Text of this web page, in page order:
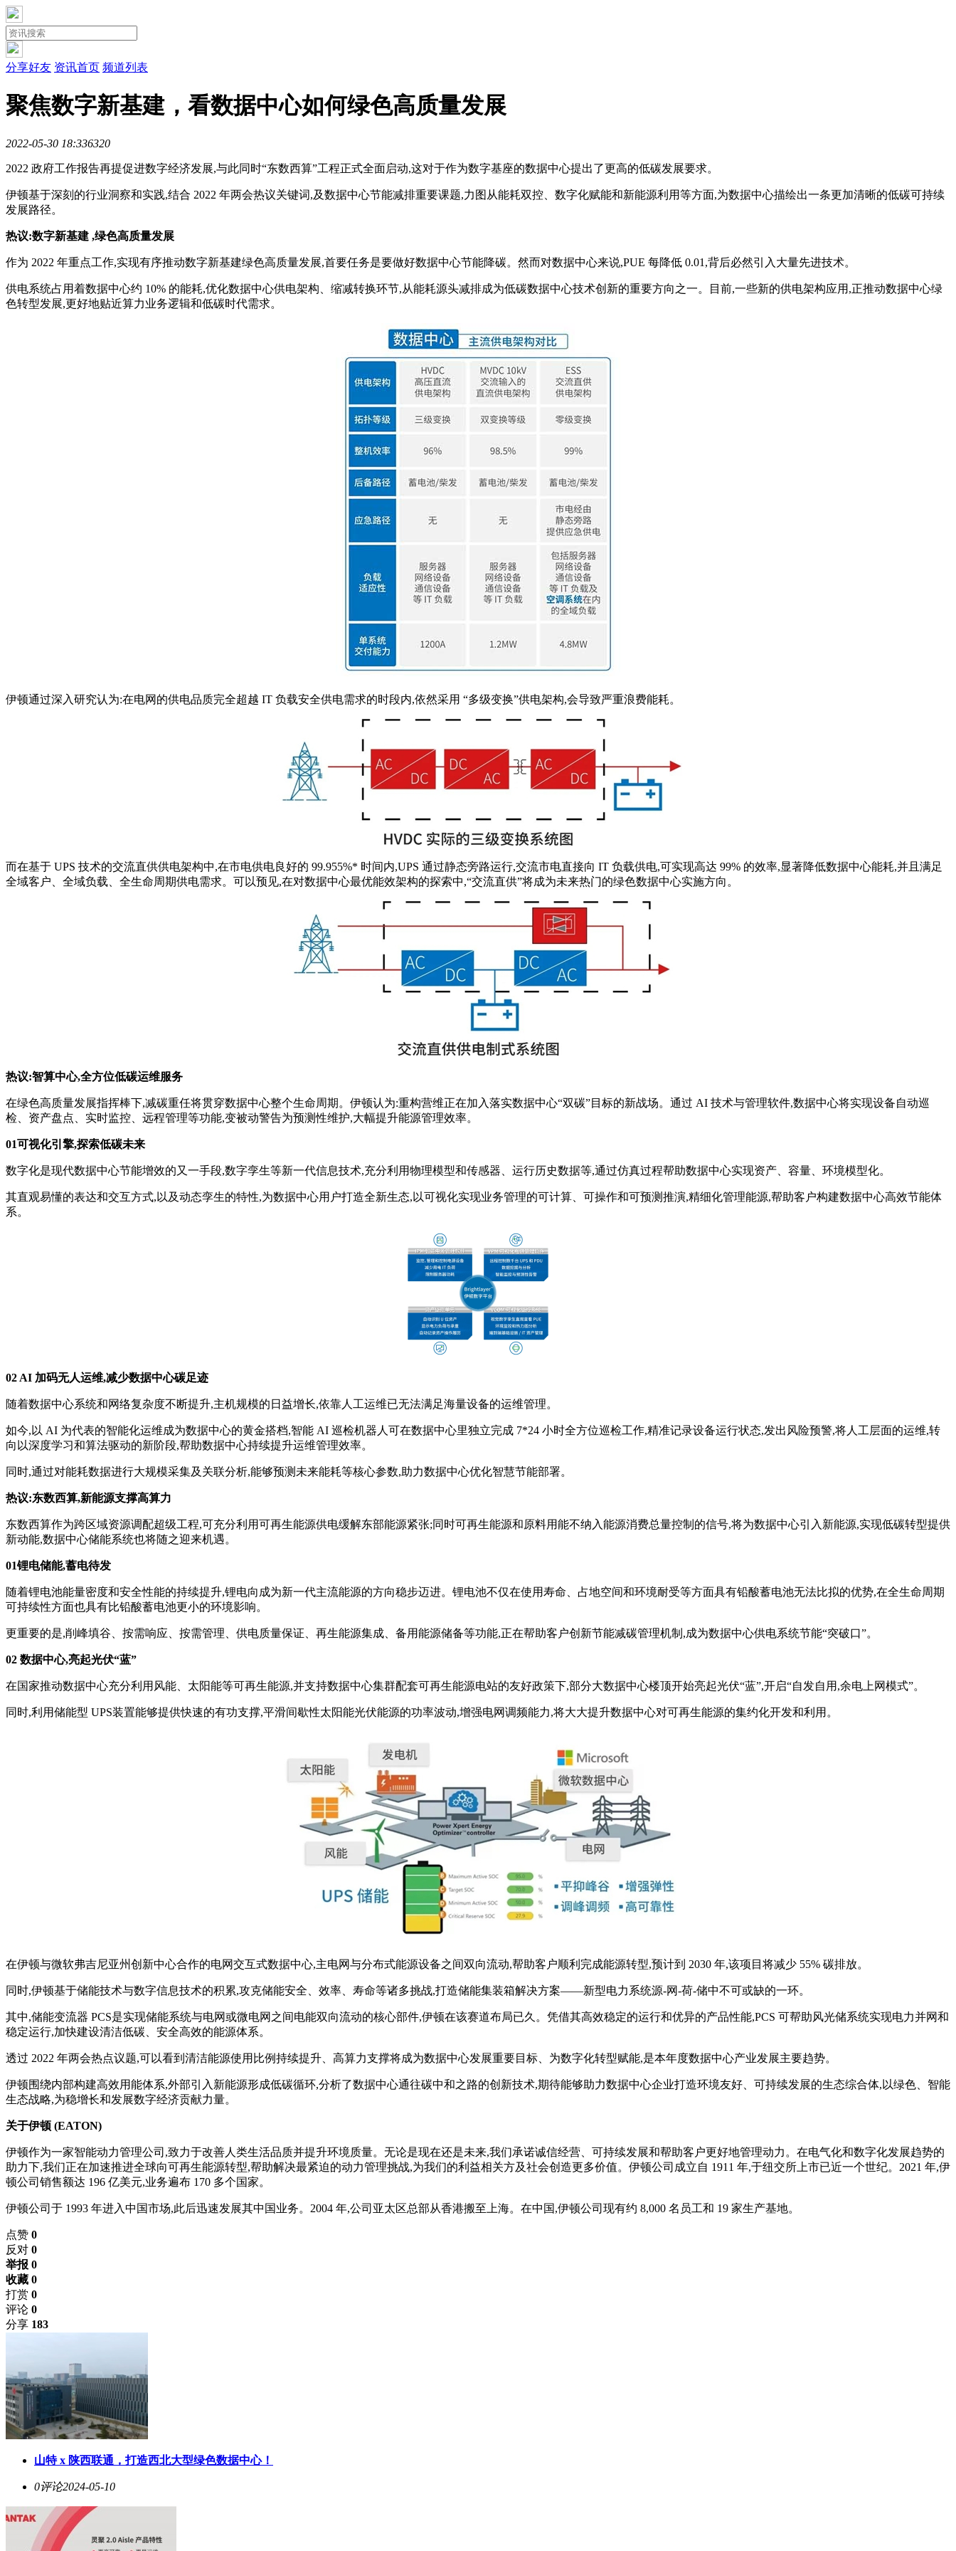
分享好友 资讯首页 频道列表
聚焦数字新基建，看数据中心如何绿色高质量发展
2022-05-30 18:336320
2022 政府工作报告再提促进数字经济发展,与此同时“东数西算”工程正式全面启动,这对于作为数字基座的数据中心提出了更高的低碳发展要求。
伊顿基于深刻的行业洞察和实践,结合 2022 年两会热议关键词,及数据中心节能减排重要课题,力图从能耗双控、数字化赋能和新能源利用等方面,为数据中心描绘出一条更加清晰的低碳可持续
发展路径。
热议:数字新基建 ,绿色高质量发展
作为 2022 年重点工作,实现有序推动数字新基建绿色高质量发展,首要任务是要做好数据中心节能降碳。然而对数据中心来说,PUE 每降低 0.01,背后必然引入大量先进技术。
供电系统占用着数据中心约 10% 的能耗,优化数据中心供电架构、缩减转换环节,从能耗源头减排成为低碳数据中心技术创新的重要方向之一。目前,一些新的供电架构应用,正推动数据中心绿
色转型发展,更好地贴近算力业务逻辑和低碳时代需求。
伊顿通过深入研究认为:在电网的供电品质完全超越 IT 负载安全供电需求的时段内,依然采用 “多级变换”供电架构,会导致严重浪费能耗。
而在基于 UPS 技术的交流直供供电架构中,在市电供电良好的 99.955%* 时间内,UPS 通过静态旁路运行,交流市电直接向 IT 负载供电,可实现高达 99% 的效率,显著降低数据中心能耗,并且满足
全域客户、全域负载、全生命周期供电需求。可以预见,在对数据中心最优能效架构的探索中,“交流直供”将成为未来热门的绿色数据中心实施方向。
热议:智算中心,全方位低碳运维服务
在绿色高质量发展指挥棒下,减碳重任将贯穿数据中心整个生命周期。伊顿认为:重构营维正在加入落实数据中心“双碳”目标的新战场。通过 AI 技术与管理软件,数据中心将实现设备自动巡
检、资产盘点、实时监控、远程管理等功能,变被动警告为预测性维护,大幅提升能源管理效率。
01可视化引擎,探索低碳未来
数字化是现代数据中心节能增效的又一手段,数字孪生等新一代信息技术,充分利用物理模型和传感器、运行历史数据等,通过仿真过程帮助数据中心实现资产、容量、环境模型化。
其直观易懂的表达和交互方式,以及动态孪生的特性,为数据中心用户打造全新生态,以可视化实现业务管理的可计算、可操作和可预测推演,精细化管理能源,帮助客户构建数据中心高效节能体
系。
02 AI 加码无人运维,减少数据中心碳足迹
随着数据中心系统和网络复杂度不断提升,主机规模的日益增长,依靠人工运维已无法满足海量设备的运维管理。
如今,以 AI 为代表的智能化运维成为数据中心的黄金搭档,智能 AI 巡检机器人可在数据中心里独立完成 7*24 小时全方位巡检工作,精准记录设备运行状态,发出风险预警,将人工层面的运维,转
向以深度学习和算法驱动的新阶段,帮助数据中心持续提升运维管理效率。
同时,通过对能耗数据进行大规模采集及关联分析,能够预测未来能耗等核心参数,助力数据中心优化智慧节能部署。
热议:东数西算,新能源支撑高算力
东数西算作为跨区域资源调配超级工程,可充分利用可再生能源供电缓解东部能源紧张;同时可再生能源和原料用能不纳入能源消费总量控制的信号,将为数据中心引入新能源,实现低碳转型提供
新动能,数据中心储能系统也将随之迎来机遇。
01锂电储能,蓄电待发
随着锂电池能量密度和安全性能的持续提升,锂电向成为新一代主流能源的方向稳步迈进。锂电池不仅在使用寿命、占地空间和环境耐受等方面具有铅酸蓄电池无法比拟的优势,在全生命周期
可持续性方面也具有比铅酸蓄电池更小的环境影响。
更重要的是,削峰填谷、按需响应、按需管理、供电质量保证、再生能源集成、备用能源储备等功能,正在帮助客户创新节能减碳管理机制,成为数据中心供电系统节能“突破口”。
02 数据中心,亮起光伏“蓝”
在国家推动数据中心充分利用风能、太阳能等可再生能源,并支持数据中心集群配套可再生能源电站的友好政策下,部分大数据中心楼顶开始亮起光伏“蓝”,开启“自发自用,余电上网模式”。
同时,利用储能型 UPS装置能够提供快速的有功支撑,平滑间歇性太阳能光伏能源的功率波动,增强电网调频能力,将大大提升数据中心对可再生能源的集约化开发和利用。
在伊顿与微软弗吉尼亚州创新中心合作的电网交互式数据中心,主电网与分布式能源设备之间双向流动,帮助客户顺利完成能源转型,预计到 2030 年,该项目将减少 55% 碳排放。
同时,伊顿基于储能技术与数字信息技术的积累,攻克储能安全、效率、寿命等诸多挑战,打造储能集装箱解决方案——新型电力系统源-网-荷-储中不可或缺的一环。
其中,储能变流器 PCS是实现储能系统与电网或微电网之间电能双向流动的核心部件,伊顿在该赛道布局已久。凭借其高效稳定的运行和优异的产品性能,PCS 可帮助风光储系统实现电力并网和
稳定运行,加快建设清洁低碳、安全高效的能源体系。
透过 2022 年两会热点议题,可以看到清洁能源使用比例持续提升、高算力支撑将成为数据中心发展重要目标、为数字化转型赋能,是本年度数据中心产业发展主要趋势。
伊顿围绕内部构建高效用能体系,外部引入新能源形成低碳循环,分析了数据中心通往碳中和之路的创新技术,期待能够助力数据中心企业打造环境友好、可持续发展的生态综合体,以绿色、智能
生态战略,为稳增长和发展数字经济贡献力量。
关于伊顿 (EATON)
伊顿作为一家智能动力管理公司,致力于改善人类生活品质并提升环境质量。无论是现在还是未来,我们承诺诚信经营、可持续发展和帮助客户更好地管理动力。在电气化和数字化发展趋势的
助力下,我们正在加速推进全球向可再生能源转型,帮助解决最紧迫的动力管理挑战,为我们的利益相关方及社会创造更多价值。伊顿公司成立自 1911 年,于纽交所上市已近一个世纪。2021 年,伊
顿公司销售额达 196 亿美元,业务遍布 170 多个国家。
伊顿公司于 1993 年进入中国市场,此后迅速发展其中国业务。2004 年,公司亚太区总部从香港搬至上海。在中国,伊顿公司现有约 8,000 名员工和 19 家生产基地。
点赞 0
反对 0
举报 0
收藏 0
打赏 0
评论 0
分享 183
​山特 x 陕西联通，打造西北大型绿色数据中心！
0评论2024-05-10